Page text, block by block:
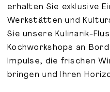
erhalten Sie exklusive
Werkstätten und
Sie unsere Kulinarik-
Kochworkshops an
Impulse, die frischen
bringen und Ihren